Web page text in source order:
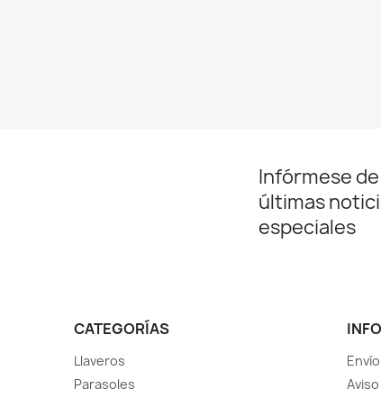
Infórmese
últimas
especiales
CATEGORÍAS
Llaveros
Parasoles
Envío